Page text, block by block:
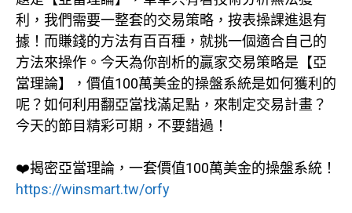
利，我們需要一整套的交易策略，按表操課進退有
據！而賺錢的方法有百百種，就挑一個適合自己的
方法來操作。今天為你剖析的贏家交易策略是【亞
當理論】，價值100萬美金的操盤系統是如何獲利的
呢？如何利用翻亞當找滿足點，來制定交易計畫？
今天的節目精彩可期，不要錯過！
❤️揭密亞當理論，一套價值100萬美金的操盤系統！
https://winsmart.tw/orfy